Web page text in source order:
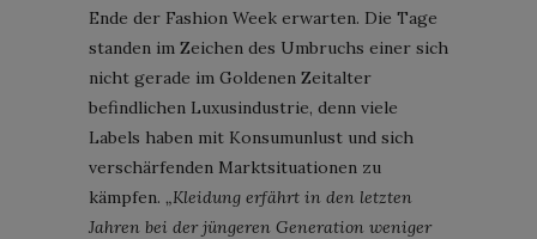
Ende der Fashion Week erwarten. Die Tage
standen im Zeichen des Umbruchs einer sich
nicht gerade im Goldenen Zeitalter
befindlichen Luxusindustrie, denn viele
Labels haben mit Konsumunlust und sich
verschärfenden Marktsituationen zu
kämpfen. „Kleidung erfährt in den letzten
Jahren bei der jüngeren Generation weniger